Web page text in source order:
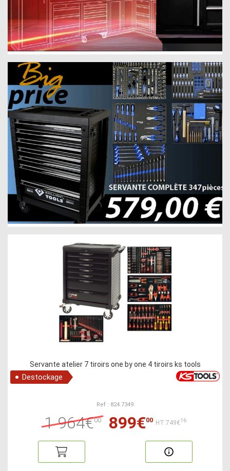
Servante atelier 7 tiroirs one by one 4 tiroirs ks tools
Destockage
Ref : 824.7349
1 964€00 899€00 HT:749€16